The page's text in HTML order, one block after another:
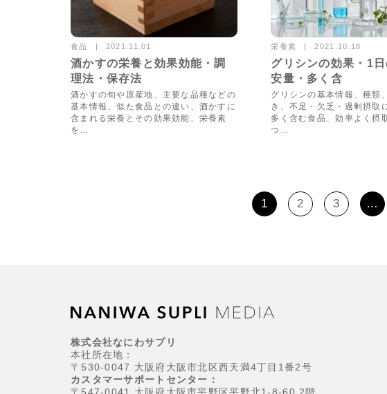
7797views
食品 2021.11.01
酒かすの栄養と効果効能・調
理法・保存法
酒かすの旬や原産地、主要な品種などの
基本情報、似た食品との違い、酒かすに
含まれる栄養とその効果効能、栄養素
を…
栄養素 2021.10.18
グリシンの効果・1日
安量・多く含
グリシンの基本情報、種類
き、不足・欠乏・過剰摂取
多く含む食品、効率よく摂
つ…
1 2 3 …
株式会社なにわサプリ
本社所在地：
〒530-0047 大阪府大阪市北区西天満4丁目1番2号
カスタマーサポートセンター：